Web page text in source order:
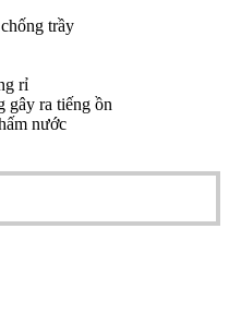
trầy
rỉ
gây ra tiếng ồn
nước